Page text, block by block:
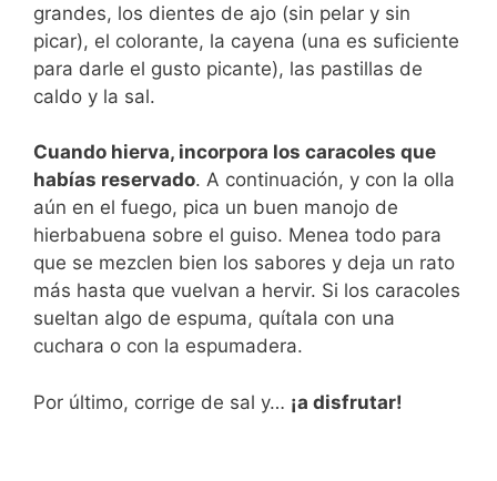
grandes, los dientes de ajo (sin pelar y sin
picar), el colorante, la cayena (una es suficiente
para darle el gusto picante), las pastillas de
caldo y la sal.
Cuando hierva, incorpora los caracoles que
habías reservado. A continuación, y con la olla
aún en el fuego, pica un buen manojo de
hierbabuena sobre el guiso. Menea todo para
que se mezclen bien los sabores y deja un rato
más hasta que vuelvan a hervir. Si los caracoles
sueltan algo de espuma, quítala con una
cuchara o con la espumadera.
Por último, corrige de sal y… ¡a disfrutar!